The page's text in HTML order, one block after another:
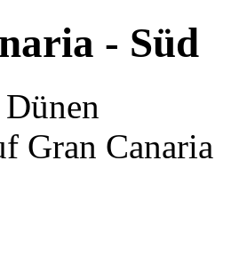
- Süd
Gran Canaria